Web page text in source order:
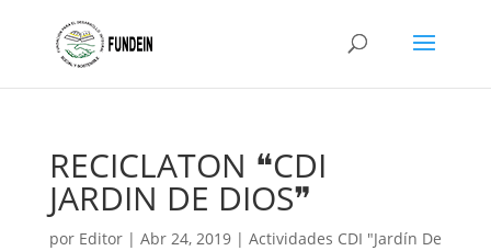
RECICLATON ❝CDI
JARDIN DE DIOS❞
por Editor| Abr 24, 2019| Actividades CDI "Jardín De